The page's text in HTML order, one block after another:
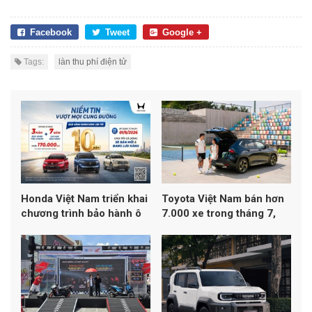
Facebook Tweet Google +
Tags: làn thu phí điện tử
Honda Việt Nam triển khai
chương trình bảo hành ô
Toyota Việt Nam bán hơn
7.000 xe trong tháng 7,
doanh số